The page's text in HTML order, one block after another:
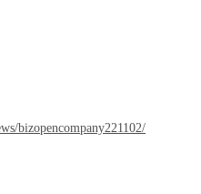
bizopencompany221102/